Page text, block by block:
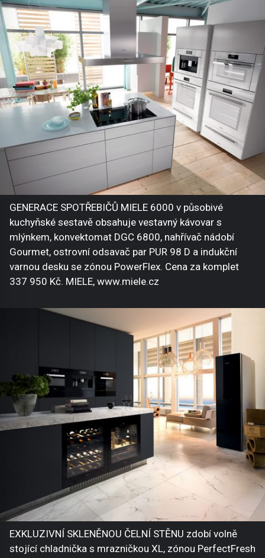
GENERACE SPOTŘEBIČŮ MIELE 6000 v působivé
kuchyňské sestavě obsahuje vestavný kávovar s
mlýnkem, konvektomat DGC 6800, nahřívač nádobí
Gourmet, ostrovní odsavač par PUR 98 D a indukční
varnou desku se zónou PowerFlex. Cena za komplet
337 950 Kč. MIELE, www.miele.cz
EXKLUZIVNÍ SKLENĚNOU ČELNÍ STĚNU zdobí volně
stojící chladnička s mrazničkou XL, zónou PerfectFresh